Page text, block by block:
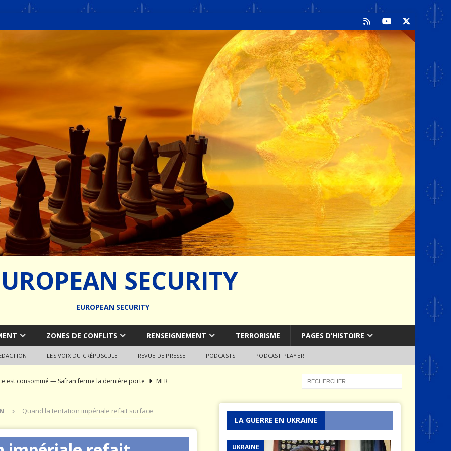
SECURITY
EUROPEAN SECURITY
ZONES DE CONFLITS RENSEIGNEMENT TERRORISME PAGES D’HISTOIRE
LES VOIX DU CRÉPUSCULE REVUE DE PRESSE PODCASTS PODCAST PLAYER
est consommé — Safran ferme la dernière porte
MER
France paie trois fois
JÉRÔME DENARIEZ
Quand la tentation impériale refait surface
LA GUERRE EN UKRAINE
UKRAINE